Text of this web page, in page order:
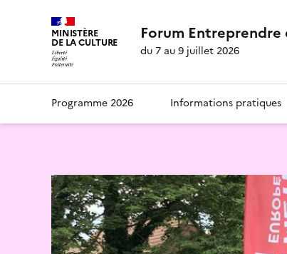
MINISTÈRE
DE LA CULTURE Forum Entreprendre
du 7 au 9 juillet 2026
Programme 2026 Informations pratiques